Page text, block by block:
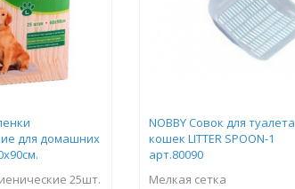
для домашних
25шт.
NOBBY Совок для туалета
кошек LITTER SPOON-1
арт.80090
Мелкая сетка